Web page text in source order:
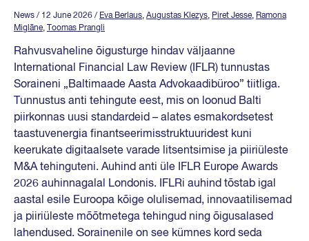
News / 12 June 2026 / Eva Berlaus, Augustas Klezys, Piret Jesse, Ramona
Miglāne, Toomas Prangli
Rahvusvaheline õigusturge hindav väljaanne
International Financial Law Review (IFLR) tunnustas
Soraineni „Baltimaade Aasta Advokaadibüroo” tiitliga.
Tunnustus anti tehingute eest, mis on loonud Balti
piirkonnas uusi standardeid – alates esmakordsetest
taastuvenergia finantseerimisstruktuuridest kuni
keerukate digitaalsete varade litsentsimise ja piiriüleste
M&A tehinguteni. Auhind anti üle IFLR Europe Awards
2026 auhinnagalal Londonis. IFLRi auhind tõstab igal
aastal esile Euroopa kõige olulisemad, innovaatilisemad
ja piiriüleste mõõtmetega tehingud ning õigusalased
lahendused. Sorainenile on see kümnes kord seda